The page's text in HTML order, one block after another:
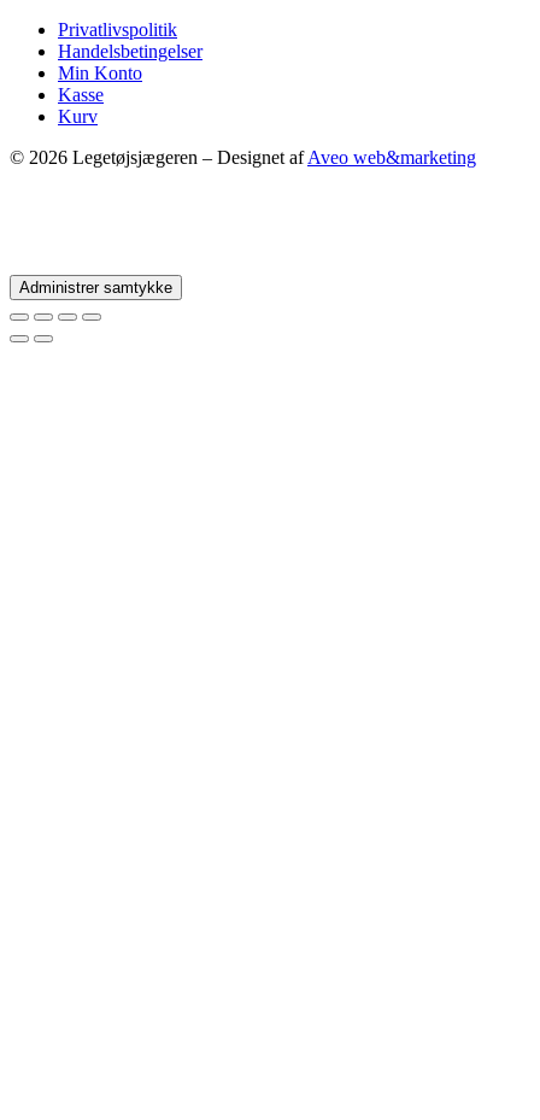
Privatlivspolitik
Handelsbetingelser
Min Konto
Kasse
Kurv
© 2026 Legetøjsjægeren – Designet afAveo web&marketing
Administrer samtykke